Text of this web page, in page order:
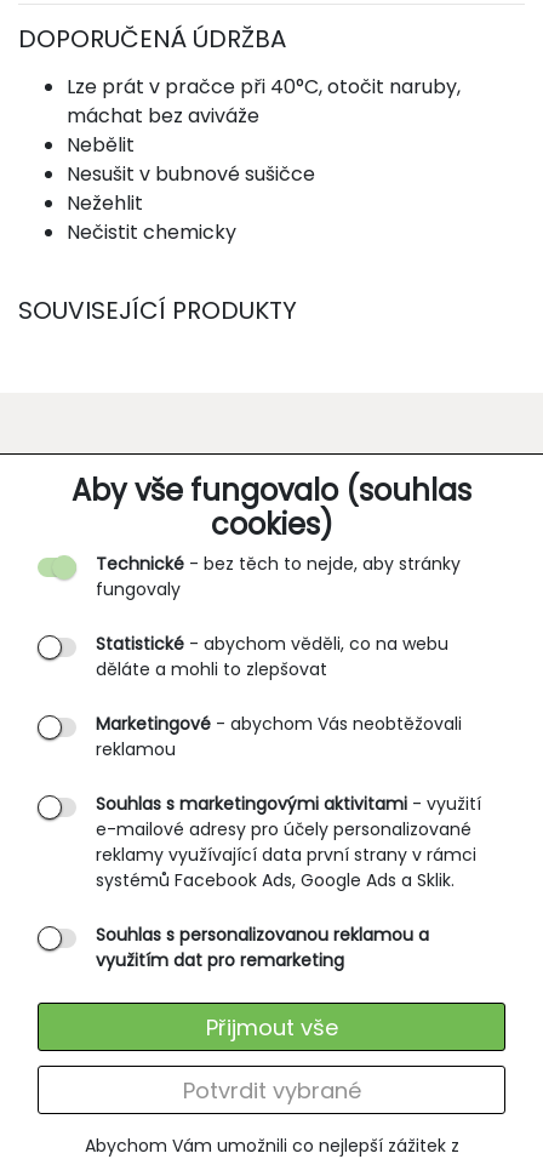
Aby vše fungovalo (souhlas
cookies)
Abychom Vám umožnili co nejlepší zážitek z
Technické - bez těch to nejde, aby stránky
fungovaly
Statistické - abychom věděli, co na webu
děláte a mohli to zlepšovat
Marketingové - abychom Vás neobtěžovali
reklamou
Souhlas s marketingovými aktivitami - využití
e-mailové adresy pro účely personalizované
reklamy využívající data první strany v rámci
systémů Facebook Ads, Google Ads a Sklik.
Souhlas s personalizovanou reklamou a
využitím dat pro remarketing
Potvrdit vybrané
Přijmout vše
DOPORUČENÁ ÚDRŽBA
Lze prát v pračce při 40°C, otočit naruby,
máchat bez aviváže
Nebělit
Nesušit v bubnové sušičce
Nežehlit
Nečistit chemicky
SOUVISEJÍCÍ PRODUKTY
O SPOLEČNOSTI
O nás
Partnerské prodejny
B2B vstup
PRŮVODCE NAKUPOVÁNÍM
Obchodní podmínky
Rozměrové tabulky
Způsoby doručení
Ochrana osobních údajů
SLUŽBY ZÁKAZNÍKŮM
Výměna zboží